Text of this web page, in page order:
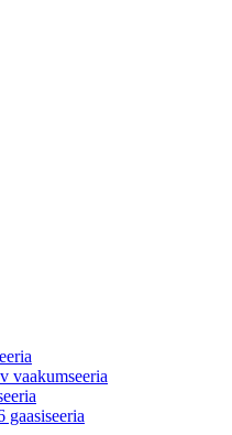
vaakumseeria
gaasiseeria